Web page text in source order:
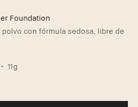
Foundation
con fórmula sedosa, libre de
11g